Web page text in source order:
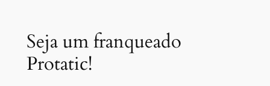
Seja um franqueado
Protatic!